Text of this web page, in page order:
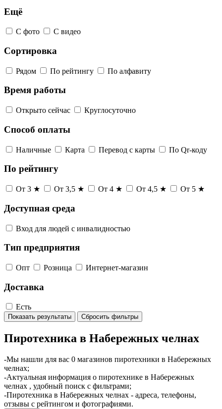
Ещё
С фото С видео
Сортировка
Рядом По рейтингу По алфавиту
Время работы
Открыто сейчас Круглосуточно
Способ оплаты
Наличные Карта Перевод с карты По Qr-коду
По рейтингу
От 3 ★ От 3,5 ★ От 4 ★ От 4,5 ★ От 5 ★
Доступная среда
Вход для людей с инвалидностью
Тип предприятия
Опт Розница Интернет-магазин
Доставка
Есть
Показать результаты Сбросить фильтры
Пиротехника в Набережных челнах
-Мы нашли для вас 0 магазинов пиротехники в Набережных
челнах;
-Актуальная информация о пиротехнике в Набережных
челнах , удобный поиск с фильтрами;
-Пиротехника в Набережных челнах - адреса, телефоны,
отзывы с рейтингом и фотографиями.